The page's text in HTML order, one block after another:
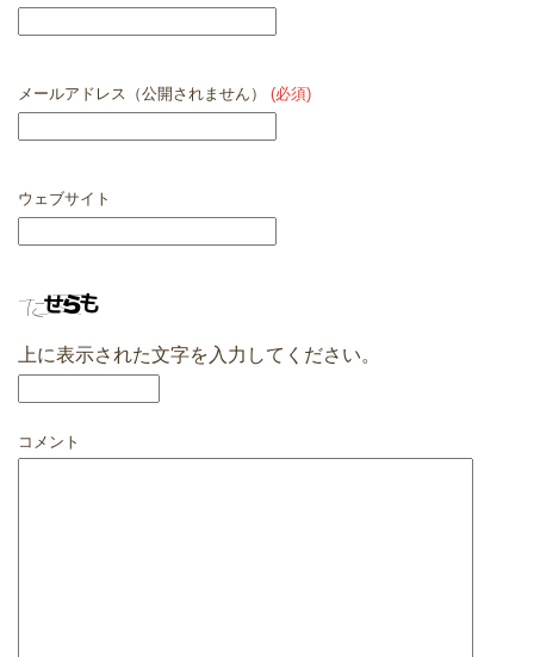
メールアドレス（公開されません） (必須)
ウェブサイト
上に表示された文字を入力してください。
コメント